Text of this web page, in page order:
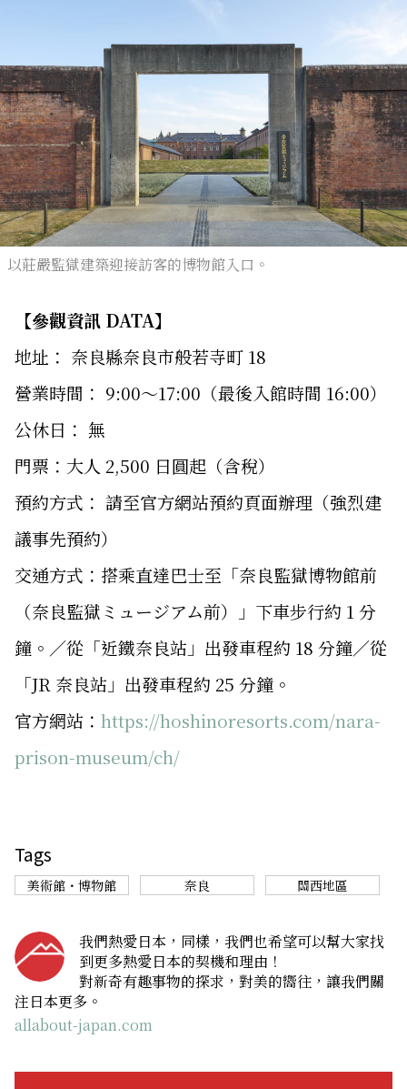
以莊嚴監獄建築迎接訪客的博物館入口。
【參觀資訊 DATA】
地址： 奈良縣奈良市般若寺町 18
營業時間： 9:00～17:00（最後入館時間 16:00）
公休日： 無
門票：大人 2,500 日圓起（含稅）
預約方式： 請至官方網站預約頁面辦理（強烈建
議事先預約）
交通方式：搭乘直達巴士至「奈良監獄博物館前
（奈良監獄ミュージアム前）」下車步行約 1 分
鐘。／從「近鐵奈良站」出發車程約 18 分鐘／從
「JR 奈良站」出發車程約 25 分鐘。
官方網站： https://hoshinoresorts.com/nara-
prison-museum/ch/
Tags
美術館・博物館 奈良 關西地區
我們熱愛日本，同樣，我們也希望可以幫大家找
到更多熱愛日本的契機和理由！
對新奇有趣事物的探求，對美的嚮往，讓我們關
注日本更多。
allabout-japan.com